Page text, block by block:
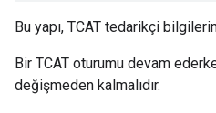
Bu yapı, TCAT tedarikçi
Bir TCAT oturumu devam
değişmeden kalmalıdır.